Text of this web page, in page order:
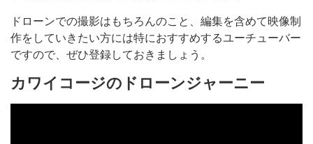
ドローンでの撮影はもちろんのこと、編集を含めて映像制
作をしていきたい方には特におすすめするユーチューバー
ですので、ぜひ登録しておきましょう。
カワイコージのドローンジャーニー